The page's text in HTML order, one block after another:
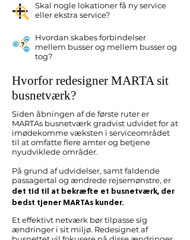
Skal nogle lokationer få ny service
eller ekstra service?
Hvordan skabes forbindelser
mellem busser og mellem busser og
tog?
Hvorfor redesigner MARTA sit
busnetværk?
Siden åbningen af de første ruter er
MARTAs busnetværk gradvist udvidet for at
imødekomme væksten i serviceområdet
til at omfatte flere amter og betjene
nyudviklede områder.
På grund af udvidelser, samt faldende
passagertal og ændrede rejsemønstre, er
det tid til at bekræfte et busnetværk, der
bedst tjener MARTAs kunder.
Et effektivt netværk bør tilpasse sig
ændringer i sit miljø. Redesignet af